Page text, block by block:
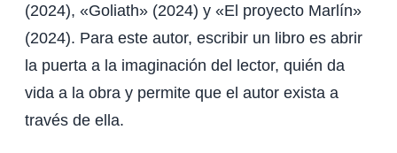
(2024), «Goliath» (2024) y «El proyecto Marlín»
(2024). Para este autor, escribir un libro es abrir
la puerta a la imaginación del lector, quién da
vida a la obra y permite que el autor exista a
través de ella.